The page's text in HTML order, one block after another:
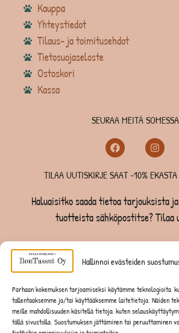
Hallinnoi evästeiden
Parhaan kokemuksen tarjoamiseksi käytämme teknologioita,
tallentaaksemme ja/tai käyttääksemme laitetietoja. Näiden
meille mahdollisuuden käsitellä tietoja, kuten
tällä sivustolla. Suostumuksen jättäminen tai peruuttaminen
Kauppa
Yhteystiedot
Tilaus- ja toimitusehdot
Tietosuojaseloste
Ostoskori
Kassa
SEURAA MEITÄ SOMESSA
TILAA UUTISKIRJE SAAT -10%
Haluaisitko saada tietoa tarjouksista
tuotteista sähköpostitse? Tilaa
TILAA UUTISKIRJE -SAAT -10% EKASTA
KISSOILLE